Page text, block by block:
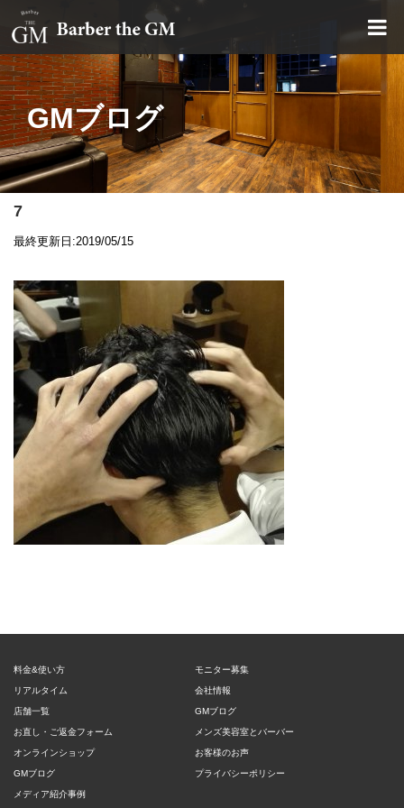
大阪・本町｜大人の散髪屋
GMブログ
7
最終更新日:2019/05/15
料金&使い方
リアルタイム
店舗一覧
お直し・ご返金フォーム
オンラインショップ
GMブログ
メディア紹介事例
モニター募集
会社情報
GMブログ
メンズ美容室とバーバー
お客様のお声
プライバシーポリシー